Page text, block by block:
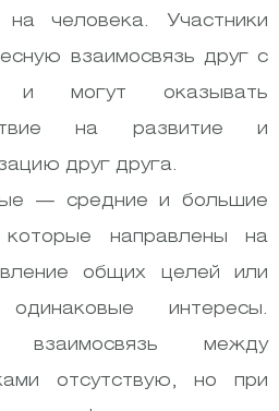
на человека. Участники
взаимосвязь друг с
и могут оказывать
на развитие и
друг друга.
— средние и большие
которые направлены на
общих целей или
интересы.
взаимосвязь между
отсутствую, но при